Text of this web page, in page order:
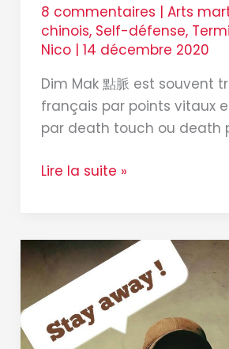
8 commentaires | Arts
chinois, Self-défense,
Nico | 14 décembre 2020
Dim Mak 點脈 est souvent
français par points vitaux
par death touch ou death
Lire la suite »
Distanciation
sociale
:
un
paramètre